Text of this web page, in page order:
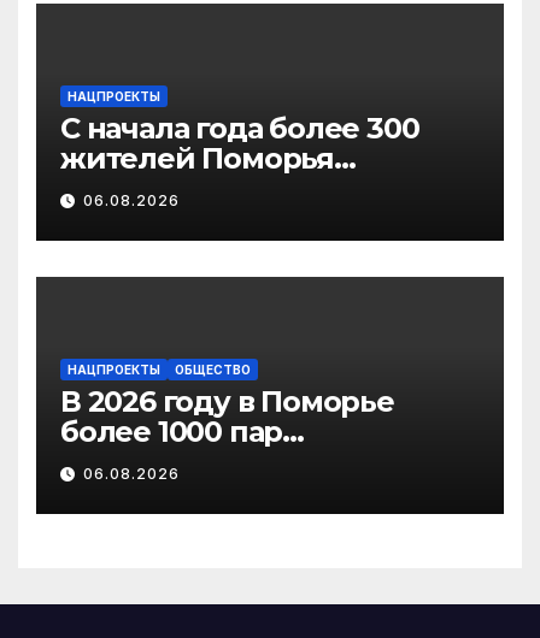
НАЦПРОЕКТЫ
С начала года более 300
жителей Поморья
получили выплату на
газификацию
06.08.2026
НАЦПРОЕКТЫ ОБЩЕСТВО
В 2026 году в Поморье
более 1000 пар
новобрачных получили
«Сертификат
молодоженов»
06.08.2026